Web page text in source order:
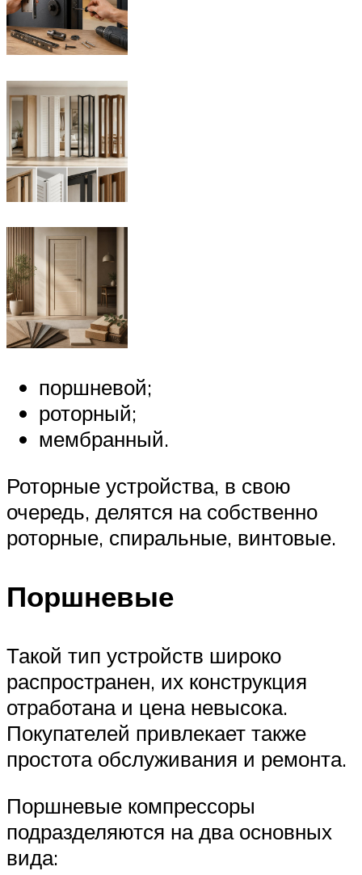
поршневой;
роторный;
мембранный.
Роторные устройства, в свою
очередь, делятся на собственно
роторные, спиральные, винтовые.
Поршневые
Такой тип устройств широко
распространен, их конструкция
отработана и цена невысока.
Покупателей привлекает также
простота обслуживания и ремонта.
Поршневые компрессоры
подразделяются на два основных
вида: